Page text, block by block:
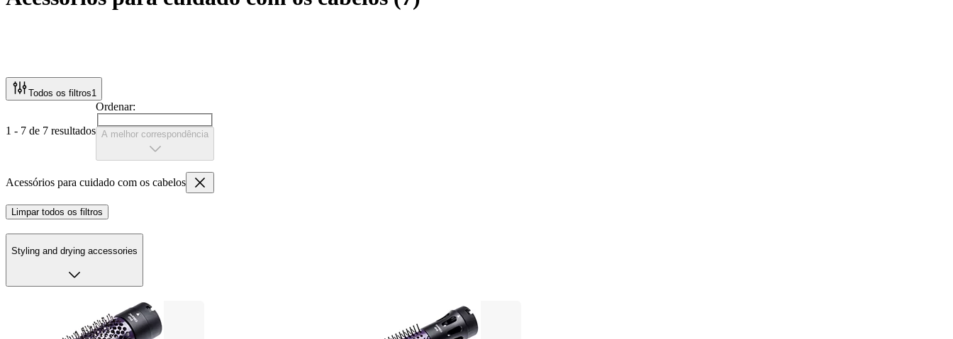
Todos os filtros1
1 - 7 de 7 resultados
Ordenar:
A melhor correspondência
Acessórios para cuidado com os cabelos
Limpar todos os filtros
Styling and drying accessories